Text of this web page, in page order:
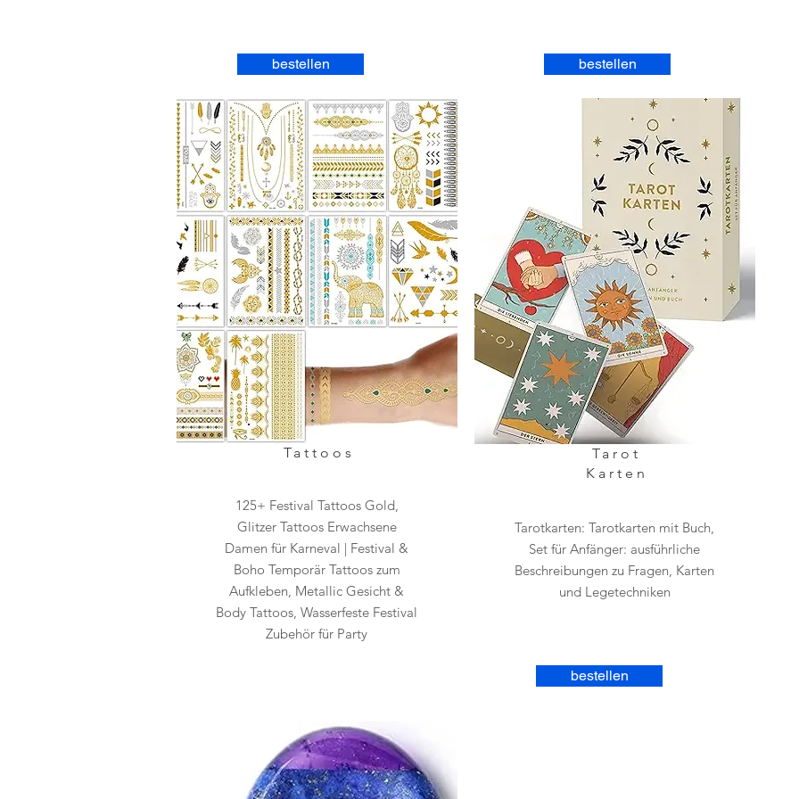
bestellen bestellen
Tattoos
125+ Festival Tattoos Gold,
Glitzer Tattoos Erwachsene
Damen für Karneval | Festival &
Boho Temporär Tattoos zum
Aufkleben, Metallic Gesicht &
Body Tattoos, Wasserfeste Festival
Zubehör für Party
Tarot
Karten
Tarotkarten: Tarotkarten mit Buch,
Set für Anfänger: ausführliche
Beschreibungen zu Fragen, Karten
und Legetechniken
bestellen